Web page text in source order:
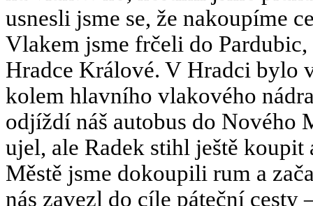
usnesli jsme se, že nakoupíme
Vlakem jsme frčeli do
Hradce Králové. V Hradci bylo
kolem hlavního vlakového
odjíždí náš autobus do Nového
ujel, ale Radek stihl ještě
Městě jsme dokoupili rum a
nás zavezl do cíle páteční cesty